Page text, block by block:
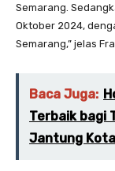
Semarang.
Oktober 2024,
Semarang,” jelas
Baca Juga:
Terbaik bagi
Jantung Kota